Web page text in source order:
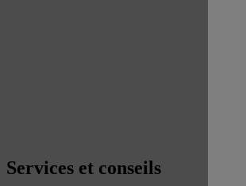
Services et conseils